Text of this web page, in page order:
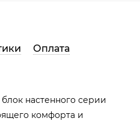
Оплата
настенного серии
комфорта и